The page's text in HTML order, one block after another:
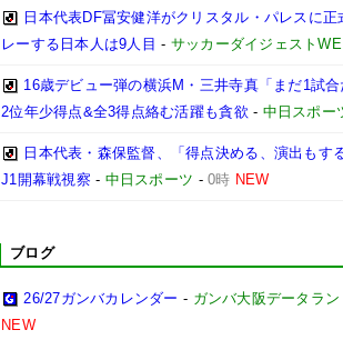
日本代表DF冨安健洋がクリスタル・パレスに
レーする日本人は9人目 - サッカーダイジェスト
16歳デビュー弾の横浜M・三井寺真「まだ1試
2位年少得点&全3得点絡む活躍も貪欲 - 中日スポー
日本代表・森保監督、「得点決める、演出も
J1開幕戦視察 - 中日スポーツ -0時 NEW
ブログ
26/27ガンバカレンダー - ガンバ大阪データラ
NEW